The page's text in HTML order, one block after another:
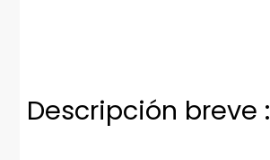
Descripción breve :